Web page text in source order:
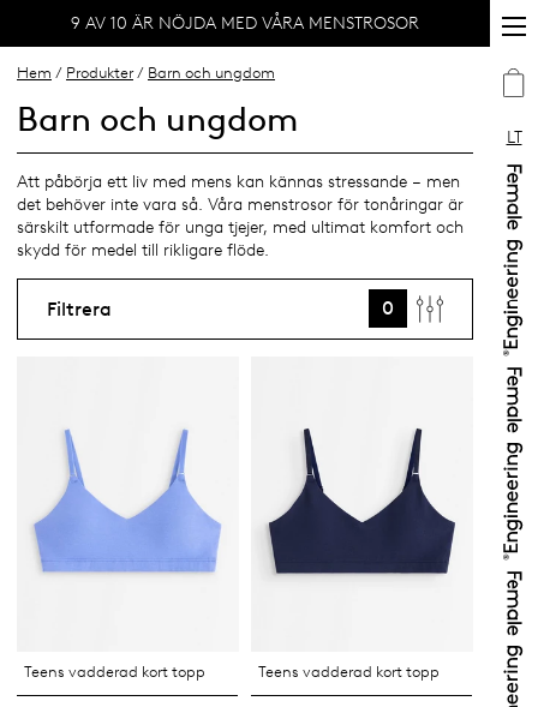
LT
9 AV 10 ÄR NÖJDA MED VÅRA MENSTROSOR
Hem / Produkter/ Barn och ungdom
Barn och ungdom
Att påbörja ett liv med mens kan kännas stressande – men
det behöver inte vara så. Våra menstrosor för tonåringar är
särskilt utformade för unga tjejer, med ultimat komfort och
skydd för medel till rikligare flöde.
Filtrera 0
Teens vadderad kort topp Teens vadderad kort topp